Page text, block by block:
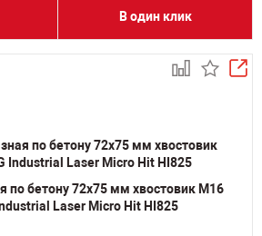
В один клик
по бетону 72х75 мм хвостовик M16
Laser Micro Hit HI825